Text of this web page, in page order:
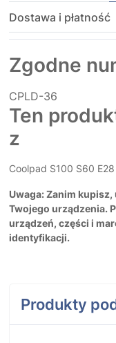
Dostawa i płatność
Zgodne
CPLD-36
Ten
z
Coolpad S100 S60
Uwaga: Zanim
Twojego urządzenia.
urządzeń, części i
identyfikacji.
Produkty